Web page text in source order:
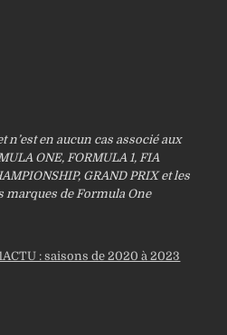
n’est en aucun cas associé aux
ONE, FORMULA 1, FIA
GRAND PRIX et les
marques de Formula One
: saisons de 2020 à 2023